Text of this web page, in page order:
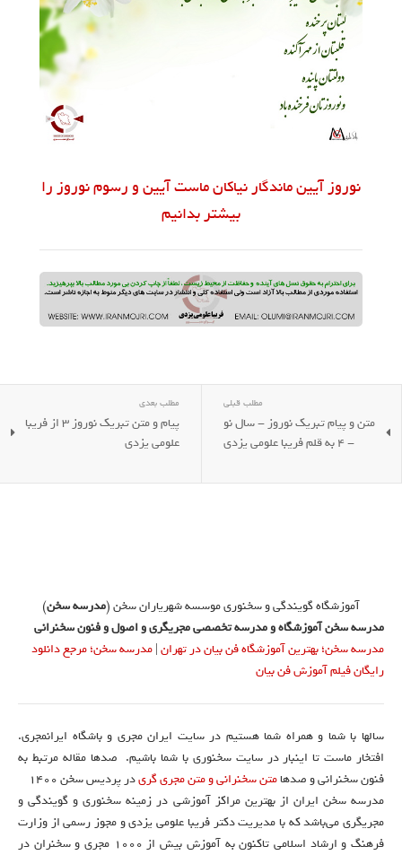
نوروز آیین ماندگار نیاکان ماست آیین و رسوم نوروز را
بیشتر بدانیم
مطلب قبلی
متن و پیام تبریک نوروز - سال نو
- 4 به قلم فریبا علومی یزدی
مطلب بعدی
پیام و متن تبریک نوروز 3 از فریبا
علومی یزدی
آموزشگاه گویندگی و سخنوری موسسه شهریاران سخن (مدرسه سخن)
مدرسه سخن آموزشگاه و مدرسه تخصصی مجریگری و اصول و فنون سخنرانی
مدرسه سخن؛ بهترین آموزشگاه فن بیان در تهران|مدرسه سخن؛ مرجع دانلود
رایگان فیلم آموزش فن بیان
سالها با شما و همراه شما هستیم در سایت ایران مجری و باشگاه ایرانمجری.
افتخار ماست تا اینبار در سایت سخنوری با شما باشیم. صدها مقاله مرتبط به
فنون سخنرانی و صدهامتن سخنرانی و متن مجری گریدر پردیس سخن 1400
مدرسه سخن ایران از بهترین مراکز آموزشی در زمینه سخنوری و گویندگی و
مجریگری می‌باشد که با مدیریت دکتر فریبا علومی یزدی و مجوز رسمی از وزارت
فرهنگ و ارشاد اسلامی تاکنون به آموزش بیش از ۱۰۰۰ مجری و سخنران در